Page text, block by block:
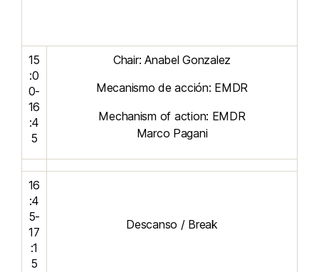
15
:0
0-
16
:4
5
Chair: Anabel Gonzalez
Mecanismo de acción: EMDR
Mechanism of action: EMDR
Marco Pagani
16
:4
5-
17
:1
5
Descanso / Break